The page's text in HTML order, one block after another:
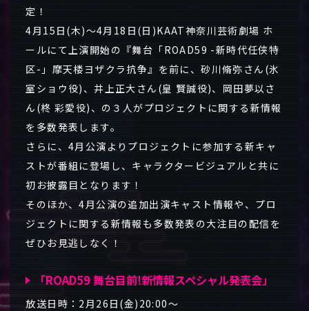
定！
4月15日(木)～4月18日(日)KAAT神奈川芸術劇場 ホ
ールにて上演開始の『舞台「ROAD59 -新時代任侠特
区-」摩天楼ヨザクラ抗争』を前に、砂川脩弥さん(氷
室ショウ役)、井上正大さん(皇 賢誠役)、岡田夢以さ
ん(柊 彩愛役)、の３人がプロジェクトに関する新情報
を多数発表します。
さらに、4月公演よりプロジェクトに参加する新キャ
ストが番組に登場し、キャラクタービジュアルと共に
初お披露目となります！
そのほか、4月公演の追加出演キャスト情報や、プロ
ジェクトに関する新情報も多数発表の大注目の配信を
ぜひお見逃しなく！
「ROAD59 舞台目前!新情報スペシャル発表会」
放送日時：2月26日(金)20:00～